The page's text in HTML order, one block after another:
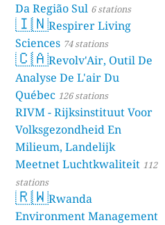
Da Região Sul 6 stations
🇮🇳Respirer Living
Sciences 74 stations
🇨🇦Revolv'Air, Outil De
Analyse De L'air Du
Québec 126 stations
RIVM - Rijksinstituut Voor
Volksgezondheid En
Milieum, Landelijk
Meetnet Luchtkwaliteit 112
stations
🇷🇼Rwanda
Environment Management